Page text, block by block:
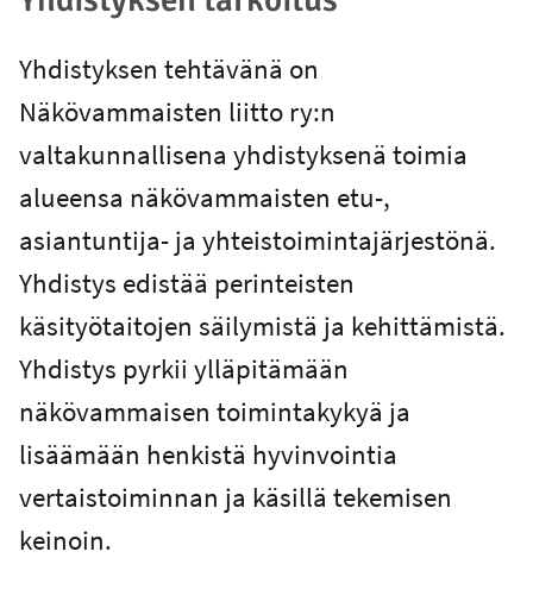
Yhdistyksen tehtävänä on
Näkövammaisten liitto ry:n
valtakunnallisena yhdistyksenä toimia
alueensa näkövammaisten etu-,
asiantuntija- ja yhteistoimintajärjestönä.
Yhdistys edistää perinteisten
käsityötaitojen säilymistä ja kehittämistä.
Yhdistys pyrkii ylläpitämään
näkövammaisen toimintakykyä ja
lisäämään henkistä hyvinvointia
vertaistoiminnan ja käsillä tekemisen
keinoin.